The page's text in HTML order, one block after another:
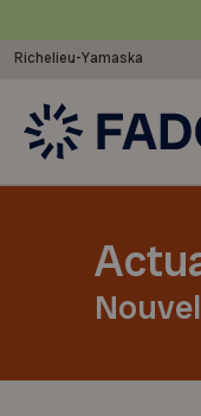
Richelieu-Yamaska